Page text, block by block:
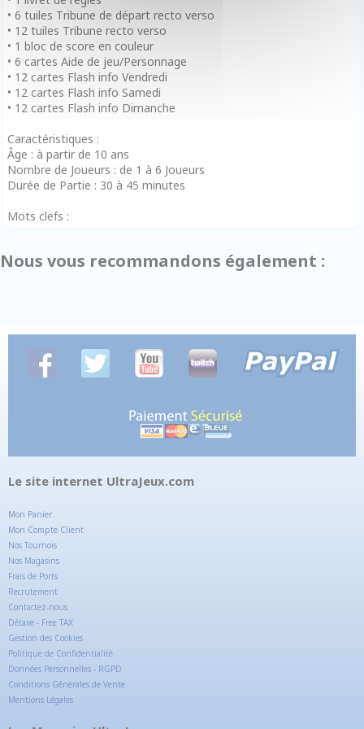
• 6 tuiles Tribune de départ recto verso
• 12 tuiles Tribune recto verso
• 1 bloc de score en couleur
• 6 cartes Aide de jeu/Personnage
• 12 cartes Flash info Vendredi
• 12 cartes Flash info Samedi
• 12 cartes Flash info Dimanche
Caractéristiques :
Âge : à partir de 10 ans
Nombre de Joueurs : de 1 à 6 Joueurs
Durée de Partie : 30 à 45 minutes
Mots clefs :
Nous vous recommandons également :
Le site internet UltraJeux.com
Mon Panier
Mon Compte Client
Nos Tournois
Nos Magasins
Frais de Ports
Recrutement
Contactez-nous
Détaxe - Free TAX
Gestion des Cookies
Politique de Confidentialité
Données Personnelles - RGPD
Conditions Générales de Vente
Mentions Légales